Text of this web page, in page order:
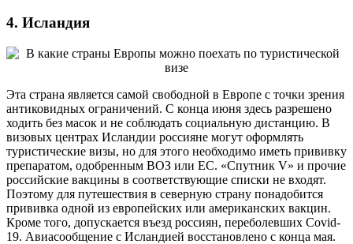
4. Исландия
Эта страна является самой свободной в Европе с точки зрения
антиковидных ограничений. С конца июня здесь разрешено
ходить без масок и не соблюдать социальную дистанцию. В
визовых центрах Исландии россияне могут оформлять
туристические визы, но для этого необходимо иметь прививку
препаратом, одобренным ВОЗ или ЕС. «Спутник V» и прочие
российские вакцины в соответствующие списки не входят.
Поэтому для путешествия в северную страну понадобится
прививка одной из европейских или американских вакцин.
Кроме того, допускается въезд россиян, переболевших Covid-
19. Авиасообщение с Исландией восстановлено с конца мая.